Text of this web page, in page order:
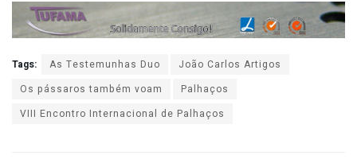
Tags: As Testemunhas Duo
João Carlos Artigos
Os pássaros também voam
Palhaços
VIII Encontro Internacional de Palhaços